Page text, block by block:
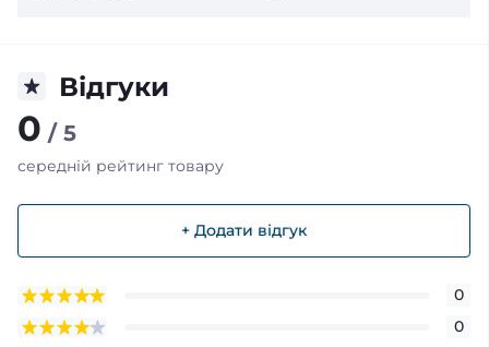
Відгуки
0 / 5
середній рейтинг товару
+ Додати відгук
0
0